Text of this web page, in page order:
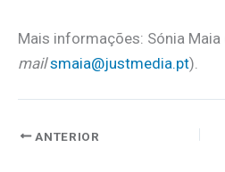
Mais informações: Sónia
mail smaia@justmedia.pt).
ANTERIOR